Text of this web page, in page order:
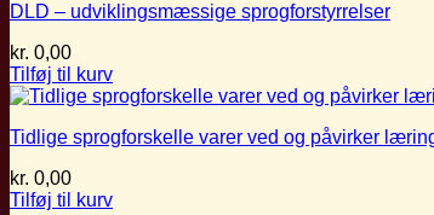
DLD – udviklingsmæssige sprogforstyrrelser
kr. 0,00
Tilføj til kurv
Tidlige sprogforskelle varer ved og påvirker
kr. 0,00
Tilføj til kurv